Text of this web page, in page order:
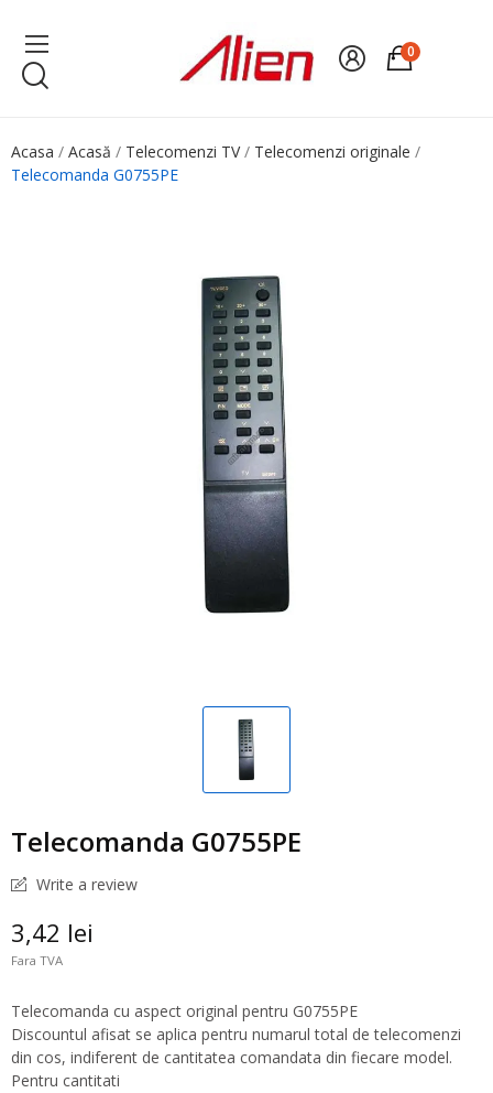
0
Acasa Acasă Telecomenzi TV
Telecomenzi originale
Telecomanda G0755PE
Telecomanda G0755PE
Write a review
3,42 lei
Fara TVA
Telecomanda cu aspect original pentru G0755PE
Discountul afisat se aplica pentru numarul total de telecomenzi
din cos, indiferent de cantitatea comandata din fiecare model.
Pentru cantitati